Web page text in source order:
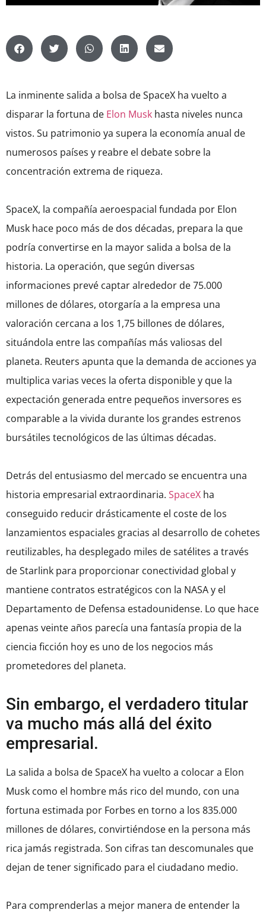
La inminente salida a bolsa de SpaceX ha vuelto a
disparar la fortuna de Elon Musk hasta niveles nunca
vistos. Su patrimonio ya supera la economía anual de
numerosos países y reabre el debate sobre la
concentración extrema de riqueza.
SpaceX, la compañía aeroespacial fundada por Elon
Musk hace poco más de dos décadas, prepara la que
podría convertirse en la mayor salida a bolsa de la
historia. La operación, que según diversas
informaciones prevé captar alrededor de 75.000
millones de dólares, otorgaría a la empresa una
valoración cercana a los 1,75 billones de dólares,
situándola entre las compañías más valiosas del
planeta. Reuters apunta que la demanda de acciones ya
multiplica varias veces la oferta disponible y que la
expectación generada entre pequeños inversores es
comparable a la vivida durante los grandes estrenos
bursátiles tecnológicos de las últimas décadas.
Detrás del entusiasmo del mercado se encuentra una
historia empresarial extraordinaria. SpaceX ha
conseguido reducir drásticamente el coste de los
lanzamientos espaciales gracias al desarrollo de cohetes
reutilizables, ha desplegado miles de satélites a través
de Starlink para proporcionar conectividad global y
mantiene contratos estratégicos con la NASA y el
Departamento de Defensa estadounidense. Lo que hace
apenas veinte años parecía una fantasía propia de la
ciencia ficción hoy es uno de los negocios más
prometedores del planeta.
Sin embargo, el verdadero titular
va mucho más allá del éxito
empresarial.
La salida a bolsa de SpaceX ha vuelto a colocar a Elon
Musk como el hombre más rico del mundo, con una
fortuna estimada por Forbes en torno a los 835.000
millones de dólares, convirtiéndose en la persona más
rica jamás registrada. Son cifras tan descomunales que
dejan de tener significado para el ciudadano medio.
Para comprenderlas a mejor manera de entender la